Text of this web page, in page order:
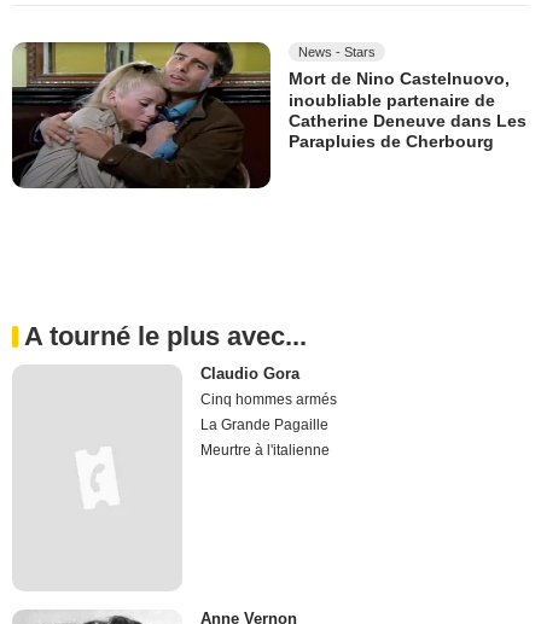
News - Stars
Mort de Nino Castelnuovo,
inoubliable partenaire de
Catherine Deneuve dans Les
Parapluies de Cherbourg
A tourné le plus avec...
Claudio Gora
Cinq hommes armés
La Grande Pagaille
Meurtre à l'italienne
Anne Vernon